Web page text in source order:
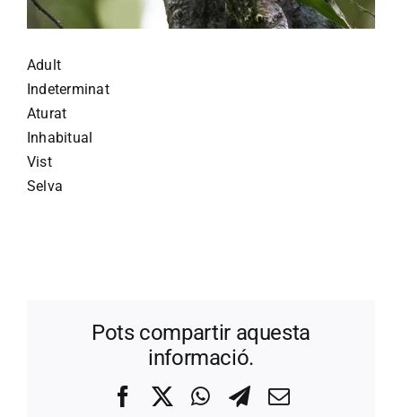
Adult
Indeterminat
Aturat
Inhabitual
Vist
Selva
Pots compartir aquesta
informació.
FacebookWhatsApp
Telegram
Correo